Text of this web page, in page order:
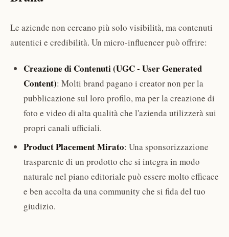
Le aziende non cercano più solo visibilità, ma contenuti
autentici e credibilità. Un micro-influencer può offrire:
Creazione di Contenuti (UGC - User Generated
Content): Molti brand pagano i creator non per la
pubblicazione sul loro profilo, ma per la creazione di
foto e video di alta qualità che l'azienda utilizzerà sui
propri canali ufficiali.
Product Placement Mirato: Una sponsorizzazione
trasparente di un prodotto che si integra in modo
naturale nel piano editoriale può essere molto efficace
e ben accolta da una community che si fida del tuo
giudizio.